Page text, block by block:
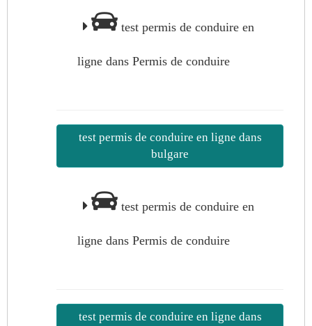
test permis de conduire en
ligne dans Permis de conduire
test permis de conduire en ligne dans
bulgare
test permis de conduire en
ligne dans Permis de conduire
test permis de conduire en ligne dans